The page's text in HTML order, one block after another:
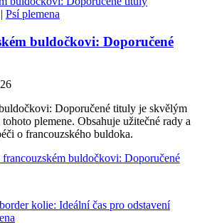
| Psí plemena
buldočkovi: Doporučené
Doporučené tituly je skvělým
plemene. Obsahuje užitečné rady a
o francouzského buldoka.
buldočkovi: Doporučené